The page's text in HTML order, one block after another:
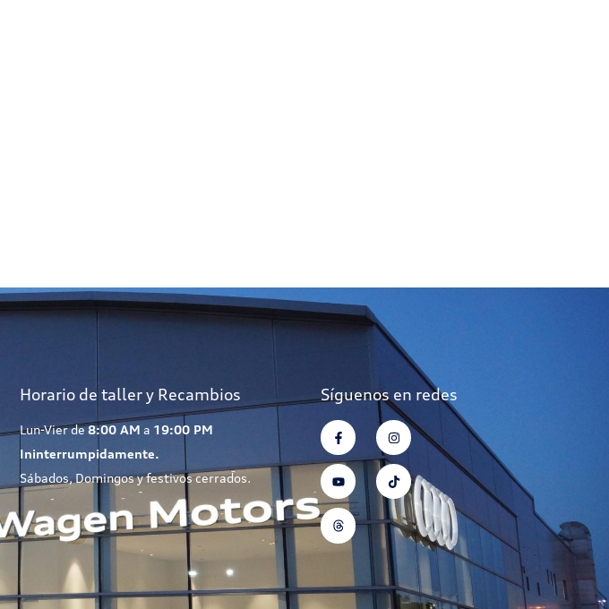
Horario de taller y Recambios
Lun-Vier de8:00 AM a 19:00 PM
Ininterrumpidamente.
Sábados, Domingos y festivos cerrados.
Síguenos en redes